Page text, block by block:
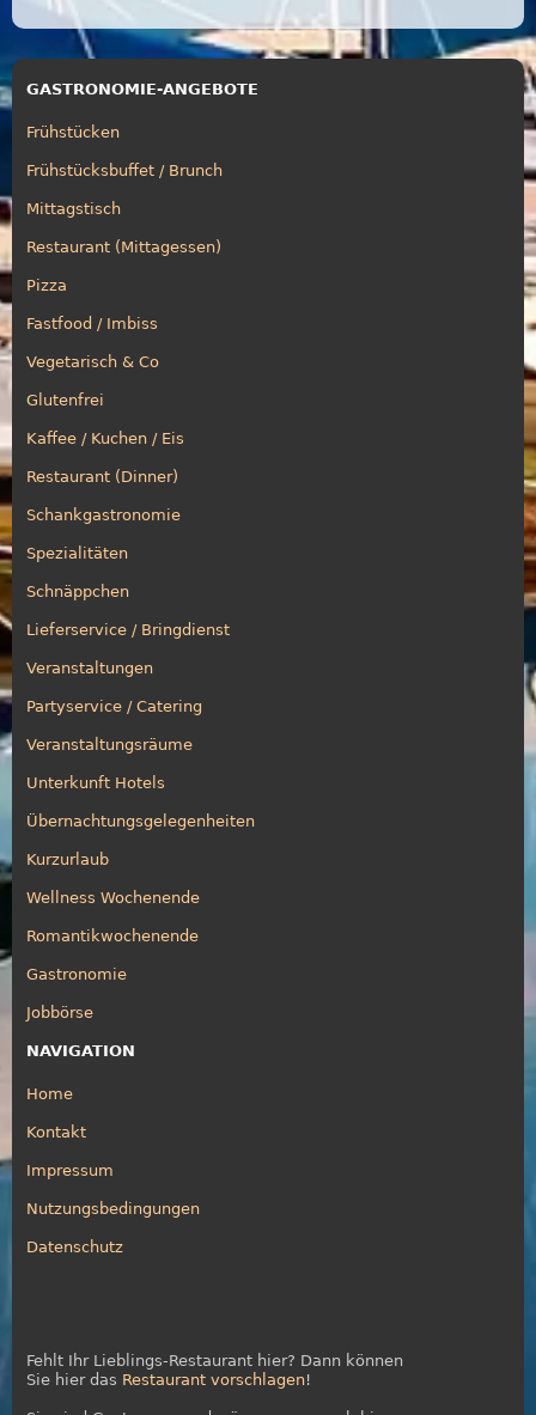
GASTRONOMIE-ANGEBOTE
Frühstücken
Frühstücksbuffet / Brunch
Mittagstisch
Restaurant (Mittagessen)
Pizza
Fastfood / Imbiss
Vegetarisch & Co
Glutenfrei
Kaffee / Kuchen / Eis
Restaurant (Dinner)
Schankgastronomie
Spezialitäten
Schnäppchen
Lieferservice / Bringdienst
Veranstaltungen
Partyservice / Catering
Veranstaltungsräume
Unterkunft Hotels
Übernachtungsgelegenheiten
Kurzurlaub
Wellness Wochenende
Romantikwochenende
Gastronomie
Jobbörse
NAVIGATION
Home
Kontakt
Impressum
Nutzungsbedingungen
Datenschutz
Fehlt Ihr Lieblings-Restaurant hier? Dann können
Sie hier das Restaurant vorschlagen!